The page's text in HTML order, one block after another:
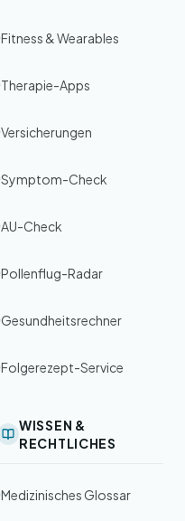
Fitness & Wearables
Therapie-Apps
Versicherungen
Symptom-Check
AU-Check
Pollenflug-Radar
Gesundheitsrechner
Folgerezept-Service
WISSEN &
RECHTLICHES
Medizinisches Glossar